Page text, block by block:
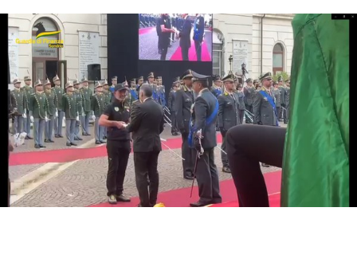
Comunicazione
e media
Concorsi
Istituti di
formazione